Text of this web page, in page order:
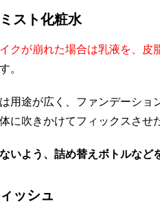
スト化粧水
クが崩れた場合は乳液を、
。
用途が広く、ファンデーショ
に吹きかけてフィックスさせ
いよう、詰め替えボトルなど
ッシュ